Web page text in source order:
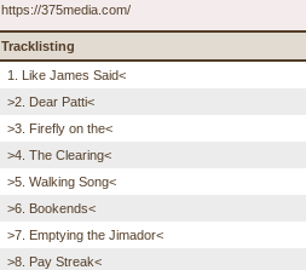
https://375media.com/
Tracklisting
1. Like James Said<
>2. Dear Patti<
>3. Firefly on the<
>4. The Clearing<
>5. Walking Song<
>6. Bookends<
>7. Emptying the Jimador<
>8. Pay Streak<